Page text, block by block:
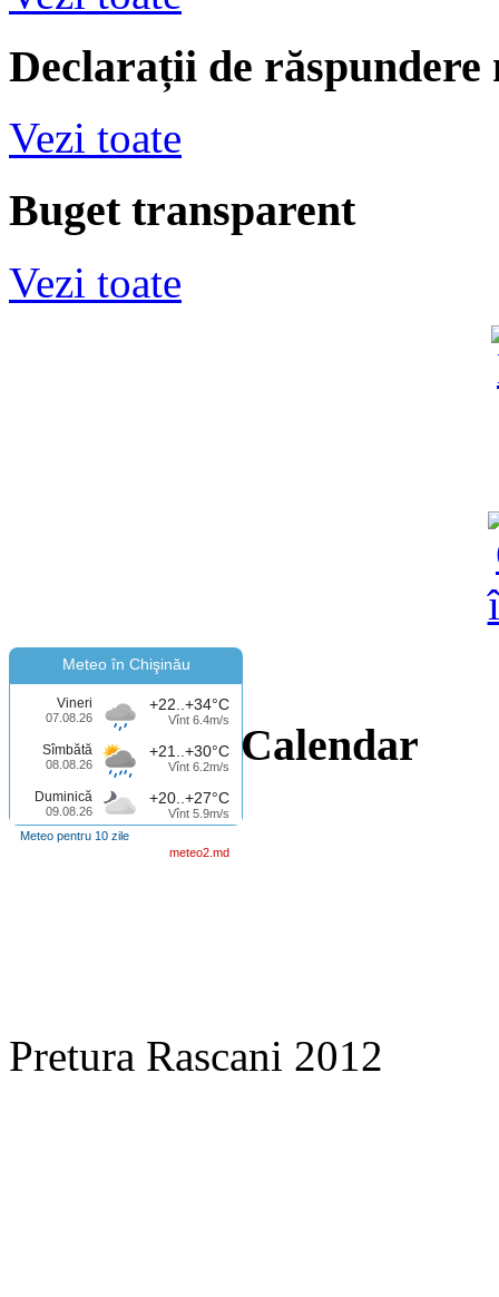
Declarații de răspundere
Vezi toate
Buget transparent
Vezi toate
Meteo în Chişinău
Vineri
07.08.26
+22..+34°C
Vînt 6.4m/s
Sîmbătă
08.08.26
+21..+30°C
Vînt 6.2m/s
Duminică
09.08.26
+20..+27°C
Vînt 5.9m/s
Meteo pentru 10 zile
meteo2.md
Calendar
Pretura Rascani 2012